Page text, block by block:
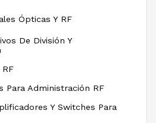
Ópticas Y RF
De División Y
Para Administración RF
Y Switches Para